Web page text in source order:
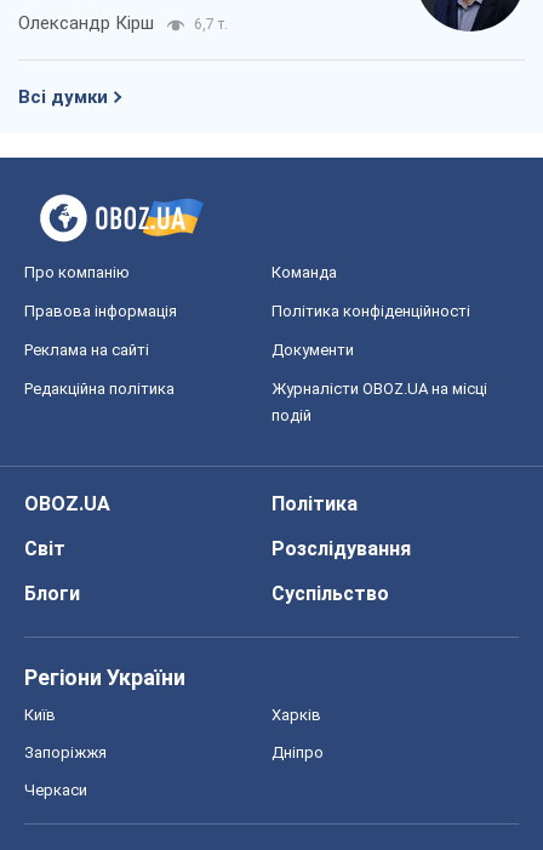
Олександр Кірш 6,7 т.
Всі думки
Про компанію Команда
Правова інформація Політика конфіденційності
Реклама на сайті Документи
Редакційна політика
Журналісти OBOZ.UA на місці
подій
OBOZ.UA
Політика
Світ
Розслідування
Блоги
Суспільство
Регіони України
Київ Харків
Запоріжжя Дніпро
Черкаси